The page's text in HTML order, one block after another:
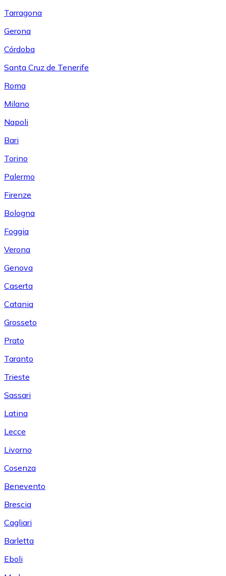
Tarragona
Gerona
Córdoba
Santa Cruz de Tenerife
Roma
Milano
Napoli
Bari
Torino
Palermo
Firenze
Bologna
Foggia
Verona
Genova
Caserta
Catania
Grosseto
Prato
Taranto
Trieste
Sassari
Latina
Lecce
Livorno
Cosenza
Benevento
Brescia
Cagliari
Barletta
Eboli